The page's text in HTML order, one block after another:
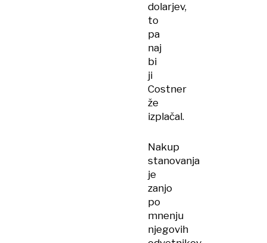
dolarjev,
to
pa
naj
bi
ji
Costner
že
izplačal.
Nakup
stanovanja
je
zanjo
po
mnenju
njegovih